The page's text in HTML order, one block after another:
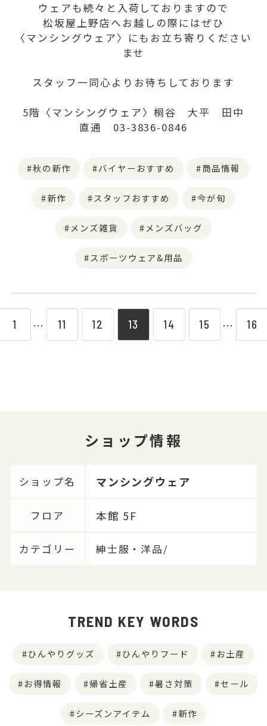
ウェアも続々と入荷しておりますので
松坂屋上野店へお越しの際にはぜひ
〈マンシングウェア〉にもお立ち寄りください
ませ
スタッフ一同心よりお待ちしております
5階〈マンシングウェア〉桐谷 大平 田中
直通 03-3836-0846
秋の新作 バイヤーおすすめ 商品情報
新作 スタッフおすすめ 今が旬
メンズ雑貨 メンズバッグ
スポーツウェア&用品
1 ⋯ 11 12 13 14 15 ⋯ 16
ショップ情報
ショップ名 マンシングウェア
フロア 本館 5F
カテゴリー 紳士服・洋品/
TREND KEY WORDS
ひんやりグッズ ひんやりフード お土産
お得情報 帰省土産 暑さ対策 セール
シーズンアイテム 新作